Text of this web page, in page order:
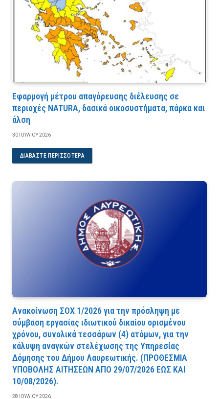
Εφαρμογή μέτρου απαγόρευσης διέλευσης σε
περιοχές NATURA, δασικά οικοσυστήματα, πάρκα και
άλση
30 ΙΟΥΛΊΟΥ 2026
ΔΙΑΒΆΣΤΕ ΠΕΡΙΣΣΌΤΕΡΑ
Ανακοίνωση ΣΟΧ 1/2026 για την πρόσληψη με
σύμβαση εργασίας ιδιωτικού δικαίου ορισμένου
χρόνου, συνολικά τεσσάρων (4) ατόμων, για την
κάλυψη αναγκών στελέχωσης της Υπηρεσίας
Δόμησης του Δήμου Λαυρεωτικής. (ΠPOΘEΣMIA
YΠOBOΛHΣ AITHΣEΩN AΠO 29/07/2026 EΩΣ KAI
10/08/2026).
28 ΙΟΥΛΊΟΥ 2026